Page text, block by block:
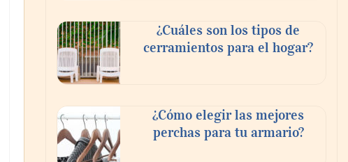
¿Cuáles son los tipos de
cerramientos para el hogar?
¿Cómo elegir las mejores
perchas para tu armario?